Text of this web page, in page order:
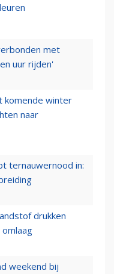
met
uur rijden'
komende winter
naar
ternauwernood in:
drukken
weekend bij